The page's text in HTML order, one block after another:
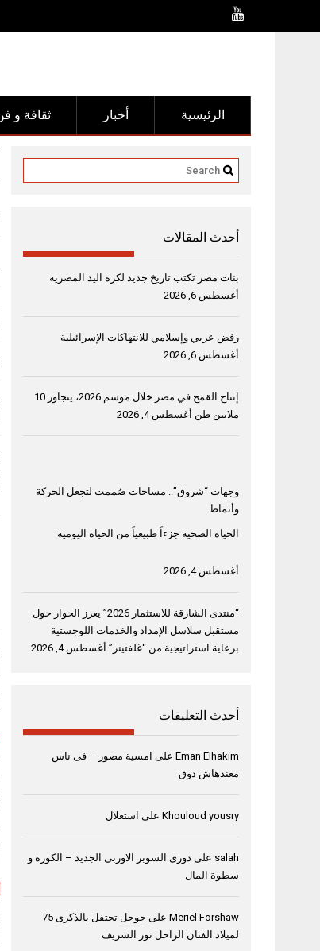
ثقافة و أخبار الرئيسية
أحدث المقالات
بنات مصر تكتب تاريخ جديد لكرة اليد المصرية
أغسطس 6, 2026
رفض عربي وإسلامي للانتهاكات الإسرائيلية
أغسطس 6, 2026
إنتاج القمح في مصر خلال موسم 2026، يتجاوز 10
ملايين طن أغسطس 4, 2026
وجهات “شروق”.. مساحات صُممت لتجعل الحركة
وأنماط
الحياة الصحية جزءاً طبيعياً من الحياة اليومية
أغسطس 4, 2026
“منتدى الشارقة للاستثمار 2026” يعزز الحوار حول
مستقبل سلاسل الإمداد والخدمات اللوجستية
برعاية استراتيجية من “غلفتينر” أغسطس 4, 2026
أحدث التعليقات
Eman Elhakim على امسية مصور – فى ناس
معندهاش ذوق
Khouloud yousry على استغلال
salah على دورى السوبر الاوربى الجديد – الكورة و
سطوة المال
Meriel Forshaw على
جوجل تحتفل بالذكرى 75
لميلاد الفنان الراحل نور الشريف